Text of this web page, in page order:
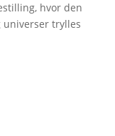
hvor den
universer trylles